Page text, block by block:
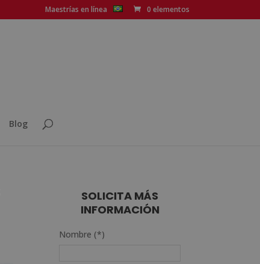
Maestrías en línea 0 elementos
Blog
SOLICITA MÁS
INFORMACIÓN
Nombre (*)